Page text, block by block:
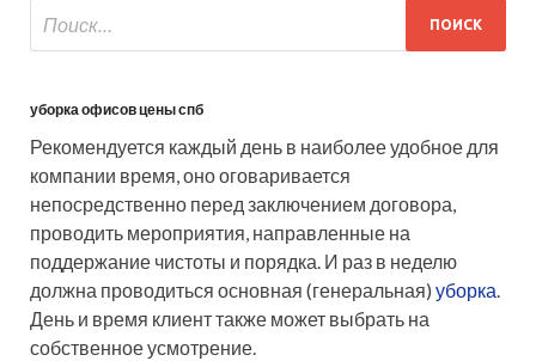
уборка офисов цены спб
Рекомендуется каждый день в наиболее удобное для
компании время, оно оговаривается
непосредственно перед заключением договора,
проводить мероприятия, направленные на
поддержание чистоты и порядка. И раз в неделю
должна проводиться основная (генеральная) уборка.
День и время клиент также может выбрать на
собственное усмотрение.